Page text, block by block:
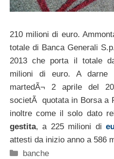
210 milioni di euro.
totale di Banca Generali
2013 che porta il totale
milioni di euro. A darne
martedÃ¬ 2 aprile del
societÃ quotata in Borsa a
inoltre come il solo dato
gestita, a 225 milioni di
attesti da inizio anno a 586
Categorie
banche